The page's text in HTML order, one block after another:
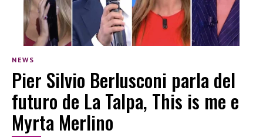
NEWS
Pier Silvio Berlusconi parla del
futuro de La Talpa, This is me e
Myrta Merlino